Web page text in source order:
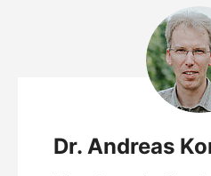
Dr. Andreas